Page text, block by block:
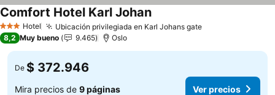
3 Estrellas
Hotel Ubicación privilegiada en Karl Johans gate
Comfort Hotel Karl Johan
8,2 Muy bueno 9.465 Oslo
De $ 372.946
Mira precios de 9 páginas Ver precios